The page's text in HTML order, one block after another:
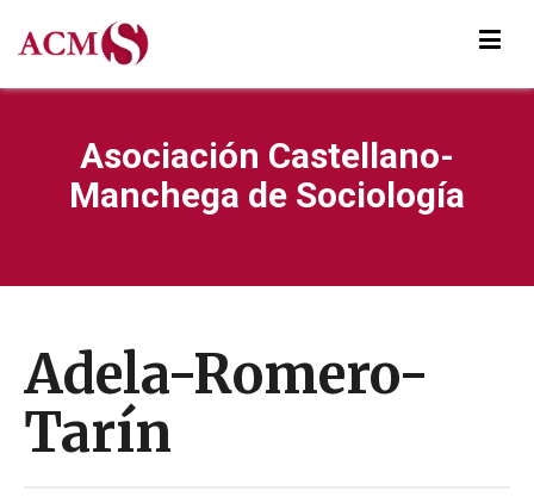
Asociación Castellano-
Manchega de Sociología
Adela-Romero-
Tarín